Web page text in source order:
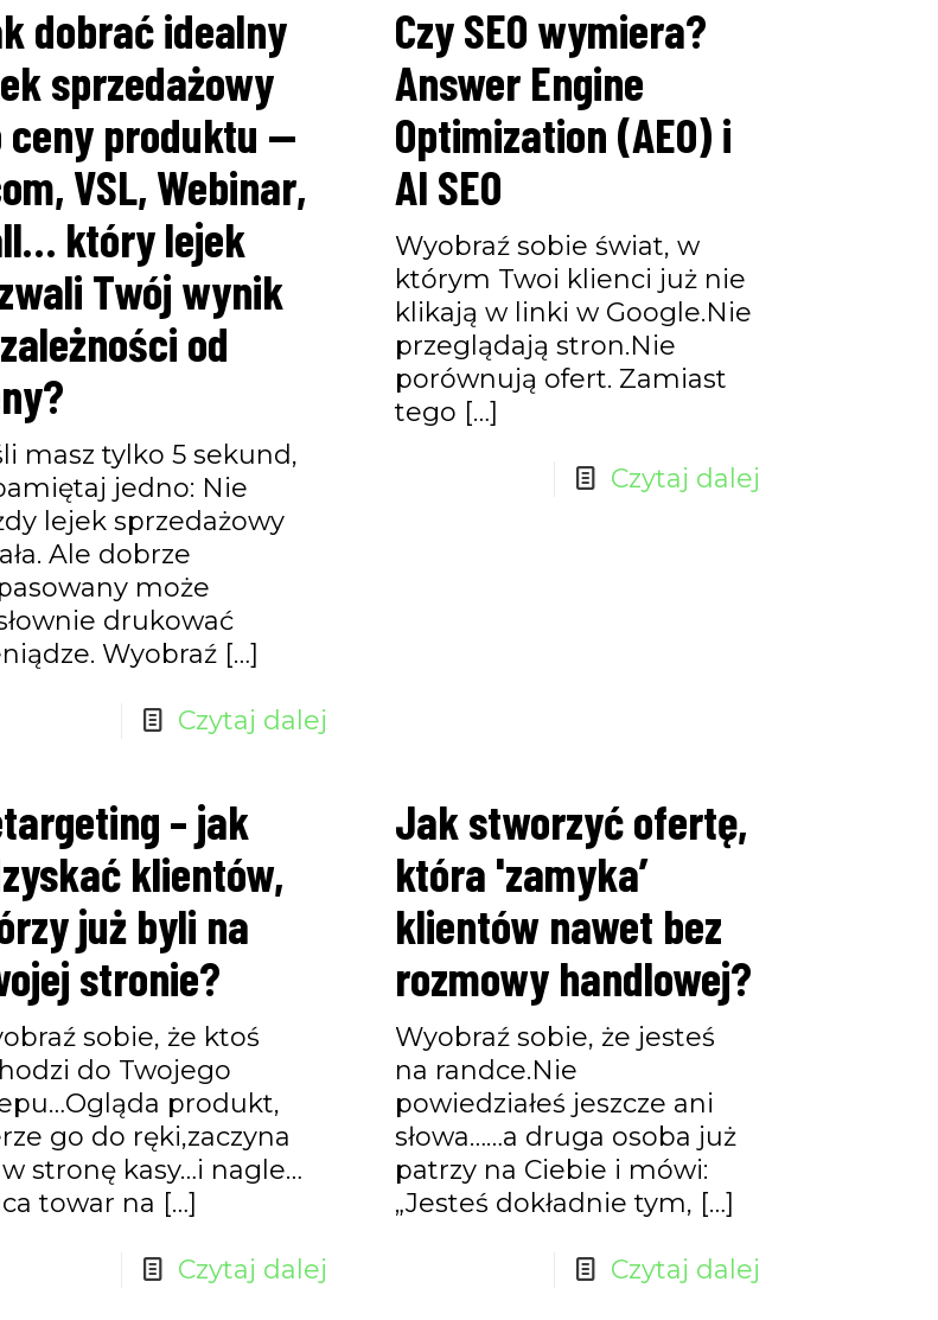
dobrać idealny
sprzedażowy
ceny produktu —
VSL, Webinar,
który lejek
Twój wynik
od
masz tylko 5 sekund,
jedno: Nie
lejek sprzedażowy
Ale dobrze
może
drukować
Wyobraź […]
Czytaj dalej
Czy SEO wymiera?
Answer Engine
Optimization (AEO) i
AI SEO
Wyobraź sobie świat, w
którym Twoi klienci już nie
klikają w linki w Google.Nie
przeglądają stron.Nie
porównują ofert. Zamiast
tego […]
Czytaj dalej
– jak
klientów,
już byli na
stronie?
sobie, że ktoś
do Twojego
produkt,
go do ręki,zaczyna
w stronę kasy…i nagle…
towar na […]
Czytaj dalej
Jak stworzyć ofertę,
która 'zamyka’
klientów nawet bez
rozmowy handlowej?
Wyobraź sobie, że jesteś
na randce.Nie
powiedziałeś jeszcze ani
słowa……a druga osoba już
patrzy na Ciebie i mówi:
„Jesteś dokładnie tym, […]
Czytaj dalej